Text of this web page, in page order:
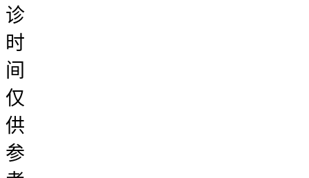
诊
时
间
仅
供
参